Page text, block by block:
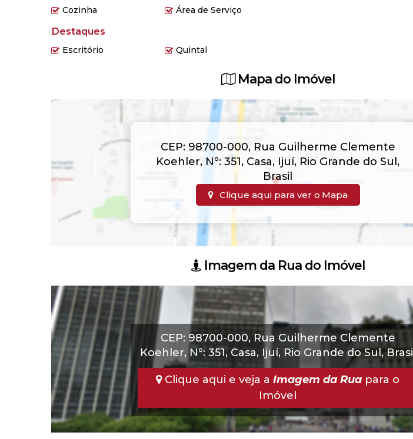
Cozinha Área de Serviço
Destaques
Escritório Quintal
Mapa do Imóvel
CEP: 98700-000, Rua Guilherme Clemente
Koehler, N°: 351, Casa, Ijuí, Rio Grande do Sul ,
Brasil
Clique aqui para ver o Mapa
Imagem da Rua do Imóvel
CEP: 98700-000, Rua Guilherme Clemente
Koehler, N°:351, Casa, Ijuí, Rio Grande do Sul ,Brasil
Clique aqui e veja a Imagem da Rua para o
Imóvel